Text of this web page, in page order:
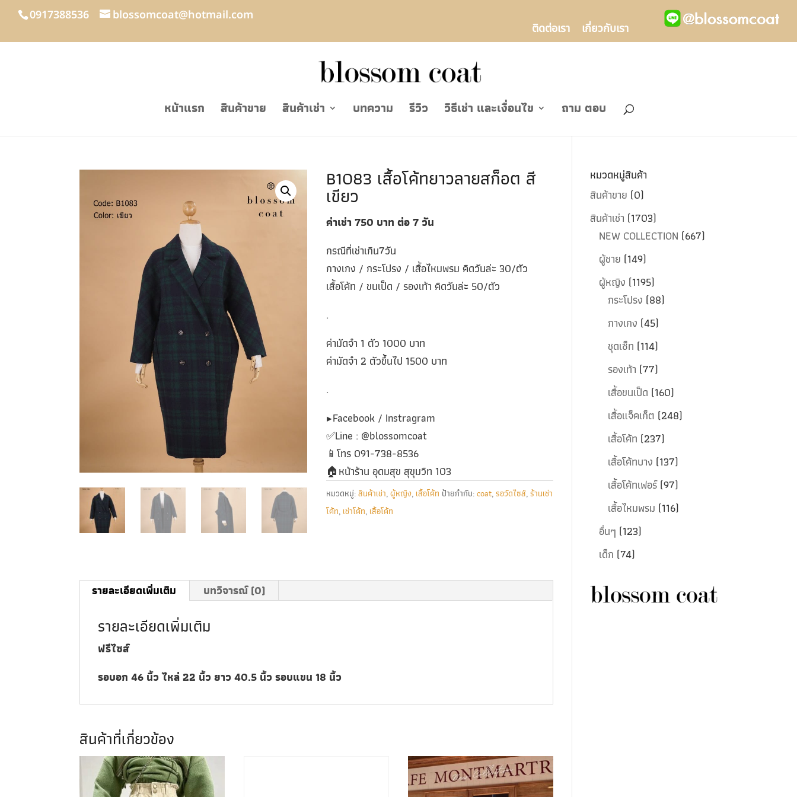
0917388536
blossomcoat@hotmail.com
ติดต่อเรา
เกี่ยวกับเรา
หน้าแรก สินค้าขาย สินค้าเช่า บทความ รีวิว วิธีเช่า และเงื่อนไข ถาม ตอบ
B1083 เสื้อโค้ทยาวลายสก็อต สี
เขียว
ค่าเช่า 750 บาท ต่อ 7 วัน
กรณีที่เช่าเกิน7วัน
กางเกง / กระโปรง / เสื้อไหมพรม คิดวันล่ะ 30/ตัว
เสื้อโค้ท / ขนเป็ด / รองเท้า คิดวันล่ะ 50/ตัว
.
ค่ามัดจำ 1 ตัว 1000 บาท
ค่ามัดจำ 2 ตัวขึ้นไป 1500 บาท
.
▶️Facebook / Instragram
✅️Line : @blossomcoat
📱โทร 091-738-8536
🏠หน้าร้าน อุดมสุข สุขุมวิท 103
หมวดหมู่:สินค้าเช่า,ผู้หญิง, เสื้อโค้ท ป้ายกำกับ:coat,รอวัดไซส์,ร้านเช่า
โค้ท, เช่าโค้ท, เสื้อโค้ท
รายละเอียดเพิ่มเติม บทวิจารณ์ (0)
รายละเอียดเพิ่มเติม
ฟรีไซส์
รอบอก 46 นิ้ว ไหล่ 22 นิ้ว ยาว 40.5 นิ้ว รอบแขน 18 นิ้ว
สินค้าที่เกี่ยวข้อง
หมวดหมู่สินค้า
สินค้าขาย (0)
สินค้าเช่า (1703)
NEW COLLECTION (667)
ผู้ชาย (149)
ผู้หญิง (1195)
กระโปรง (88)
กางเกง (45)
ชุดเซ็ท (114)
รองเท้า (77)
เสื้อขนเป็ด (160)
เสื้อแจ็คเก็ต (248)
เสื้อโค้ท (237)
เสื้อโค้ทบาง (137)
เสื้อโค้ทเฟอร์ (97)
เสื้อไหมพรม (116)
อื่นๆ (123)
เด็ก (74)